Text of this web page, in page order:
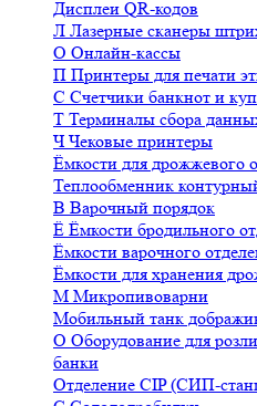
Дисплеи QR-кодов
Л Лазерные сканеры
О Онлайн-кассы
П Принтеры для печати
С Счетчики банкнот и
Т Терминалы сбора
ЧЧековые принтеры
Ёмкости для дрожжевого
Теплообменник
В Варочный порядок
Ё Ёмкости бродильного
Ёмкости варочного
Ёмкости для хранения
М Микропивоварни
Мобильный танк
О Оборудование для
банки
Отделение CIP (СИП-